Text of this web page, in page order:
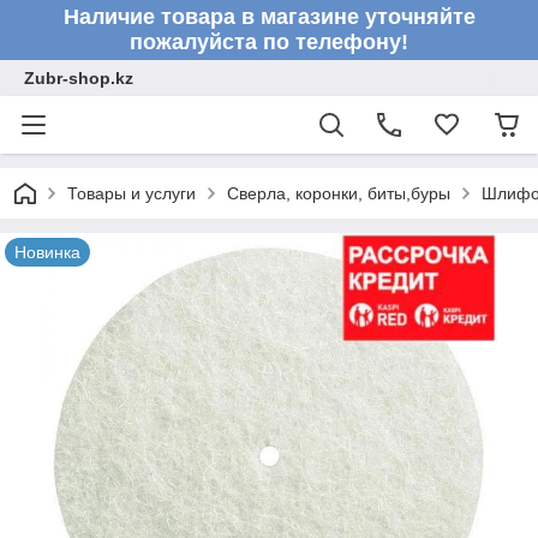
Наличие товара в магазине уточняйте
пожалуйста по телефону!
Zubr-shop.kz
Товары и услуги Сверла, коронки, биты,буры
Новинка